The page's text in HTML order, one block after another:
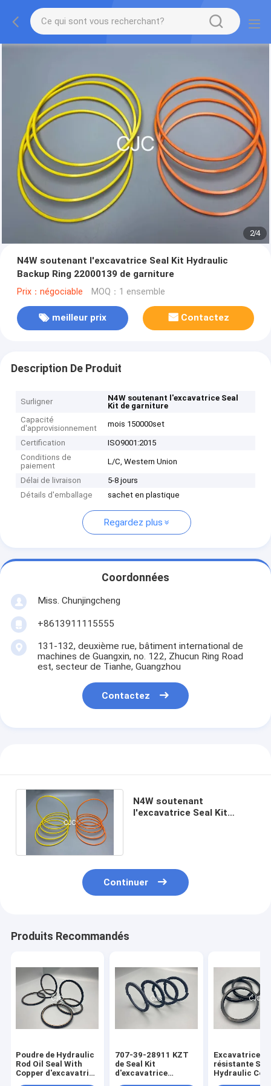
2/4
N4W soutenant l'excavatrice Seal Kit Hydraulic
Backup Ring 22000139 de garniture
Prix：négociable MOQ：1 ensemble
meilleur prix Contactez
Description De Produit
Surligner
N4W soutenant l'excavatrice Seal
Kit de garniture
Capacité
d'approvisionnement
mois 150000set
Certification
ISO9001:2015
Conditions de
paiement
L/C, Western Union
Délai de livraison
5-8 jours
Détails d'emballage
sachet en plastique
Regardez plus
Coordonnées
Miss. Chunjingcheng
+8613911115555
131-132, deuxième rue, bâtiment international de
machines de Guangxin, no. 122, Zhucun Ring Road
est, secteur de Tianhe, Guangzhou
Contactez
N4W soutenant
l'excavatrice Seal Kit
Continuer
Produits Recommandés
Poudre de Hydraulic
Rod Oil Seal With
Copper d'excavatrice
707-39-28911 KZT
de Seal Kit
d'excavatrice
Excavatrice
résistante
Hydraulic